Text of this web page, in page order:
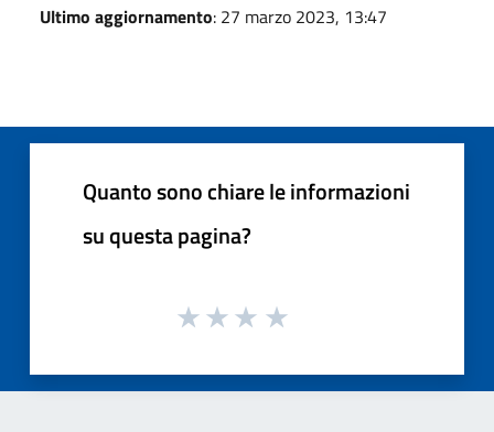
Ultimo aggiornamento: 27 marzo 2023, 13:47
Quanto sono chiare le informazioni
su questa pagina?